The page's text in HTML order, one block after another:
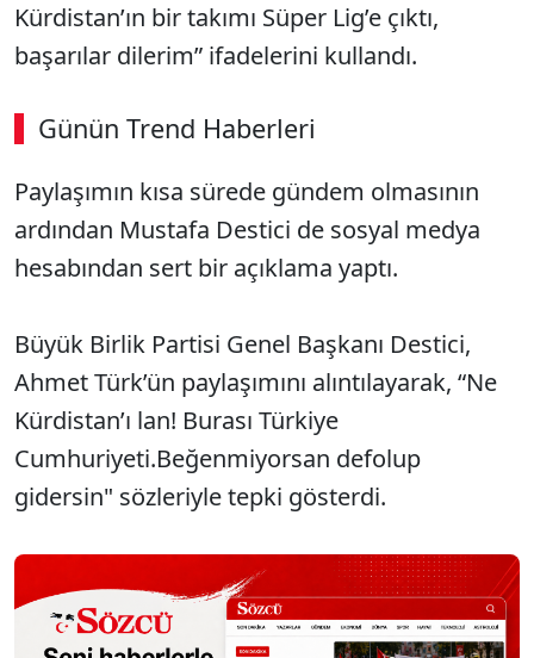
Kürdistan’ın bir takımı Süper Lig’e çıktı,
başarılar dilerim” ifadelerini kullandı.
Günün Trend Haberleri
Paylaşımın kısa sürede gündem olmasının
ardından Mustafa Destici de sosyal medya
hesabından sert bir açıklama yaptı.
Büyük Birlik Partisi Genel Başkanı Destici,
Ahmet Türk’ün paylaşımını alıntılayarak, “Ne
Kürdistan’ı lan! Burası Türkiye
Cumhuriyeti.Beğenmiyorsan defolup
gidersin" sözleriyle tepki gösterdi.